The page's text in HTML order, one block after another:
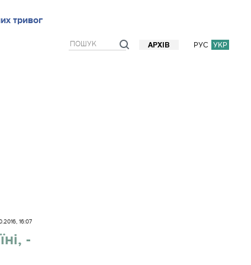
тривог
РУС УКР
АРХІВ
Блоги
16:07
-